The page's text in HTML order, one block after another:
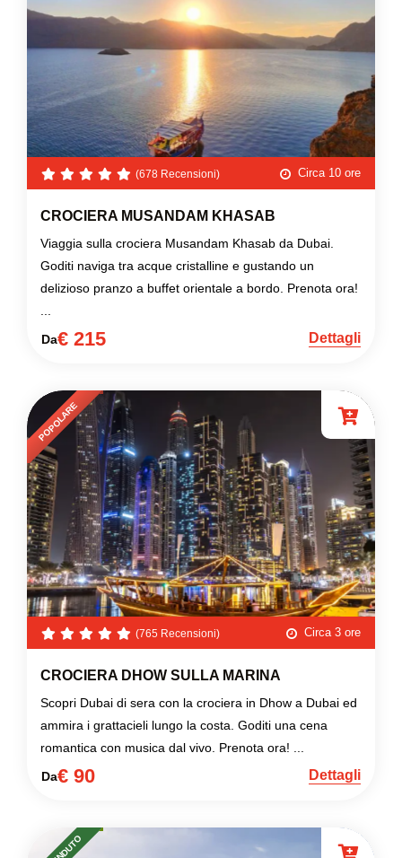
(678 Recensioni) Circa 10 ore
CROCIERA MUSANDAM KHASAB
Viaggia sulla crociera Musandam Khasab da Dubai.
Goditi naviga tra acque cristalline e gustando un
delizioso pranzo a buffet orientale a bordo. Prenota ora!
...
Da€ 215 Dettagli
POPOLARE
(765 Recensioni) Circa 3 ore
CROCIERA DHOW SULLA MARINA
Scopri Dubai di sera con la crociera in Dhow a Dubai ed
ammira i grattacieli lungo la costa. Goditi una cena
romantica con musica dal vivo. Prenota ora! ...
Da€ 90 Dettagli